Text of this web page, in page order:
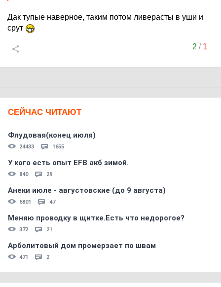
Дак тупые наверное, таким потом ливерасты в уши и
срут
2 / 1
СЕЙЧАС ЧИТАЮТ
Флудовая(конец июля)
24433 1655
У кого есть опыт EFB акб зимой.
840 29
Анеки июле - августовские (до 9 августа)
6801 47
Меняю проводку в щитке.Есть что недорогое?
372 21
Арболитовый дом промерзает по швам
471 2